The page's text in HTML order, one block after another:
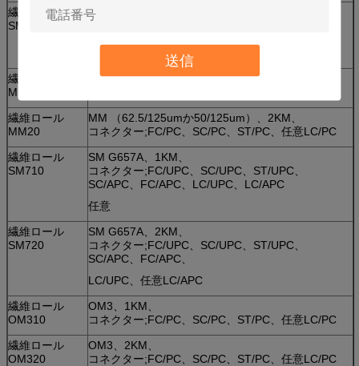
送信
繊維ロール
SM20
SM G652D、2KM、
LC/UPC、任意LC/APC
繊維ロール
MM10
MM （62.5/125umか50/125um）、1KM、
繊維ロール
MM20
MM （62.5/125umか50/125um）、2KM、
コネクター;FC/PC、SC/PC、ST/PC、任意LC/PC
繊維ロール
SM710
SM G657A、1KM、
コネクター;FC/UPC、SC/UPC、ST/UPC、
SC/APC、FC/APC、LC/UPC、LC/APC
任意
繊維ロール
SM720
SM G657A、2KM、
コネクター;FC/UPC、SC/UPC、ST/UPC、
SC/APC、FC/APC、
LC/UPC、任意LC/APC
繊維ロール
OM310
OM3、1KM、
コネクター;FC/PC、SC/PC、ST/PC、任意LC/PC
繊維ロール
OM320
OM3、2KM、
コネクター;FC/PC、SC/PC、ST/PC、任意LC/PC